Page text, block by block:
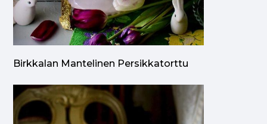
Birkkalan Mantelinen Persikkatorttu